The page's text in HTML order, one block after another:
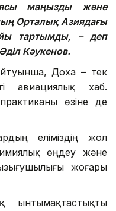
маңызды және
Орталық Азиядағы
тартымды, – деп
Әділ Кәукенов.
Доха – тек
авиациялық хаб.
өзіне де
еліміздің жол
өңдеу және
жоғары
ынтымақтастықты